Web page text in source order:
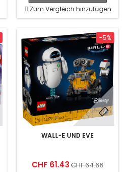
Zum Vergleich hinzufügen
WALL-E UND EVE
CHF 61.43 CHF 64.66
-5%